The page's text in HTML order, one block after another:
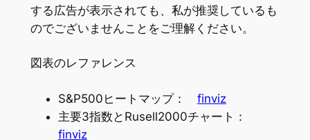
する広告が表示されても、私が推奨しているも
のでございませんことをご理解ください。
図表のレファレンス
S&P500ヒートマップ： finviz
主要3指数とRusell2000チャート：
finviz